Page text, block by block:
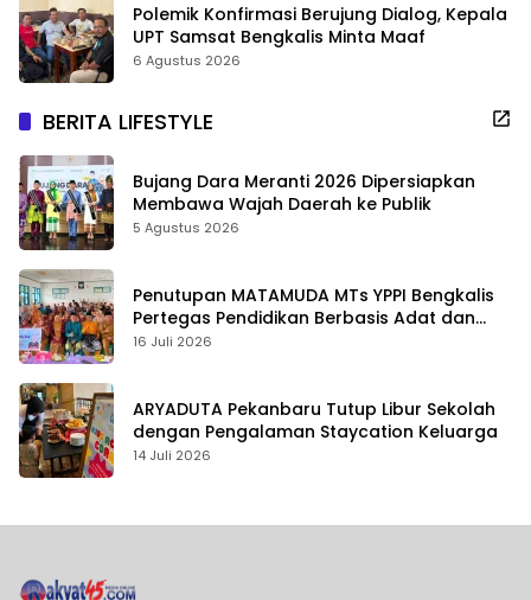
Polemik Konfirmasi Berujung Dialog, Kepala
UPT Samsat Bengkalis Minta Maaf
6 Agustus 2026
BERITA LIFESTYLE
Bujang Dara Meranti 2026 Dipersiapkan
Membawa Wajah Daerah ke Publik
5 Agustus 2026
Penutupan MATAMUDA MTs YPPI Bengkalis
Pertegas Pendidikan Berbasis Adat dan
Karakter
16 Juli 2026
ARYADUTA Pekanbaru Tutup Libur Sekolah
dengan Pengalaman Staycation Keluarga
14 Juli 2026